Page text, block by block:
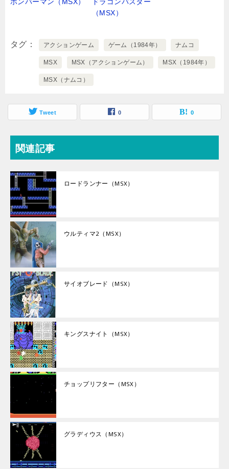
（MSX）
タグ アクションゲーム ゲーム（1984年） ナムコ
MSX MSX（アクションゲーム） MSX（1984年）
MSX（ナムコ）
Tweet 0 0
関連記事
ロードランナー（MSX）
ウルティマ2（MSX）
サイオブレード（MSX）
キングスナイト（MSX）
チョップリフター（MSX）
グラディウス（MSX）